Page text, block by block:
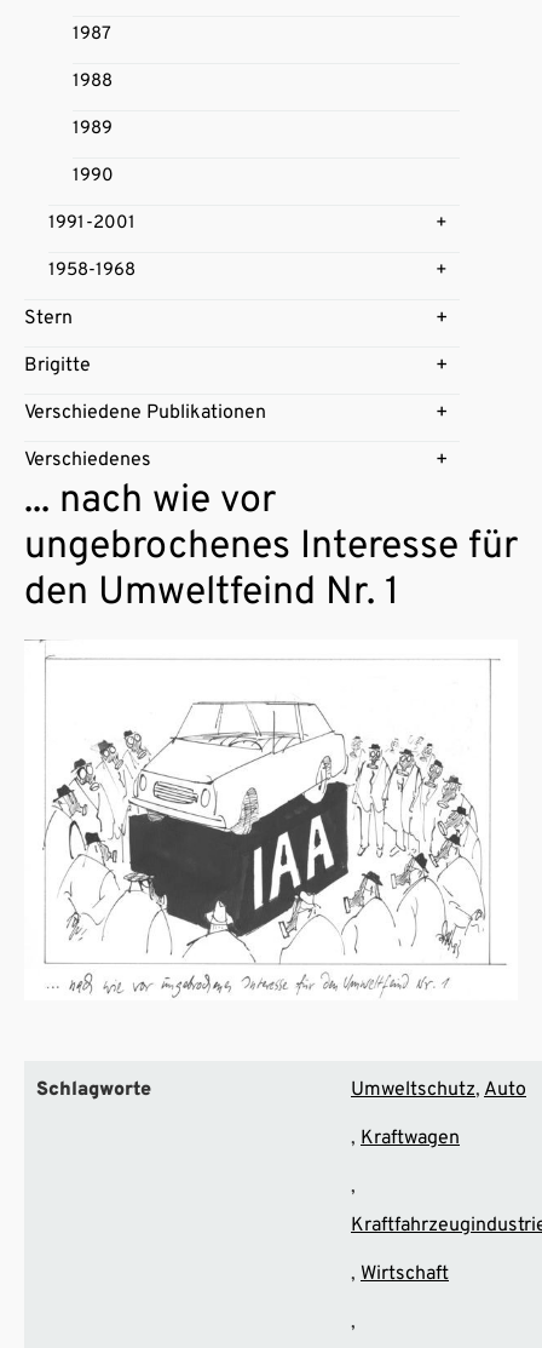
1987
1988
1989
1990
1991-2001
1958-1968
Stern
Brigitte
Verschiedene Publikationen
Verschiedenes
... nach wie vor
ungebrochenes Interesse für
den Umweltfeind Nr. 1
Schlagworte Umweltschutz Auto
Kraftwagen
Wirtschaft